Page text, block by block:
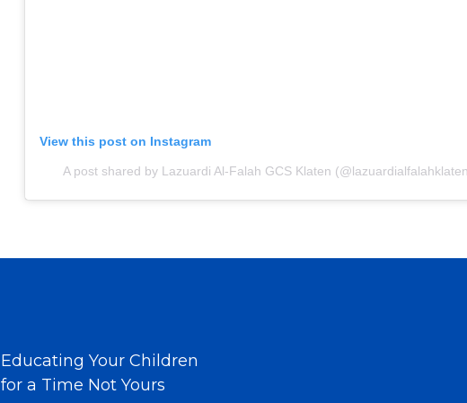
View this post on Instagram
A post shared by Lazuardi Al-Falah GCS Klaten
Educating Your Children
for a Time Not Yours